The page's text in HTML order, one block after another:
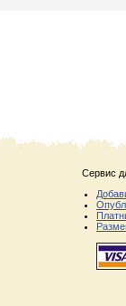
Сервис